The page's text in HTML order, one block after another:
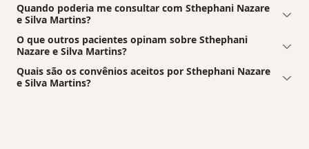
Quando poderia me consultar com Sthephani Nazare
e Silva Martins?
O que outros pacientes opinam sobre Sthephani
Nazare e Silva Martins?
Quais são os convênios aceitos por Sthephani Nazare
e Silva Martins?